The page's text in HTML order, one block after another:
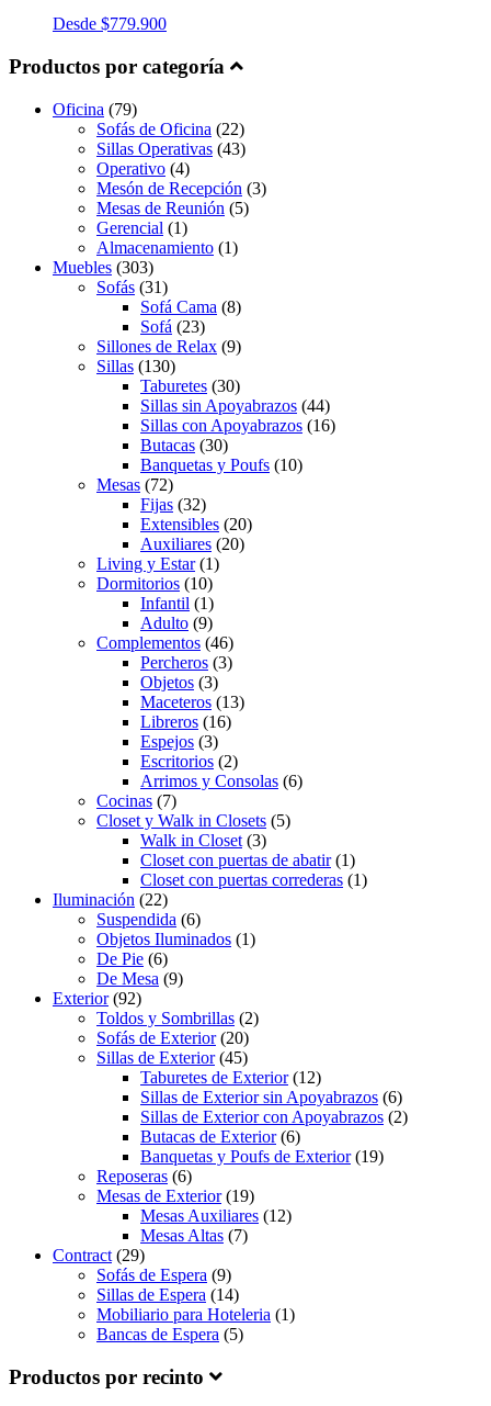
Desde $779.900
Productos por categoría
Oficina (79)
Sofás de Oficina (22)
Sillas Operativas (43)
Operativo (4)
Mesón de Recepción (3)
Mesas de Reunión (5)
Gerencial (1)
Almacenamiento (1)
Muebles (303)
Sofás (31)
Sofá Cama (8)
Sofá (23)
Sillones de Relax (9)
Sillas (130)
Taburetes (30)
Sillas sin Apoyabrazos (44)
Sillas con Apoyabrazos (16)
Butacas (30)
Banquetas y Poufs (10)
Mesas (72)
Fijas (32)
Extensibles (20)
Auxiliares (20)
Living y Estar(1)
Dormitorios (10)
Infantil (1)
Adulto (9)
Complementos (46)
Percheros (3)
Objetos (3)
Maceteros (13)
Libreros (16)
Espejos (3)
Escritorios (2)
Arrimos y Consolas (6)
Cocinas (7)
Closet y Walk in Closets (5)
Walk in Closet (3)
Closet con puertas de abatir(1)
Closet con puertas correderas (1)
Iluminación (22)
Suspendida (6)
Objetos Iluminados (1)
De Pie (6)
De Mesa (9)
Exterior(92)
Toldos y Sombrillas (2)
Sofás de Exterior(20)
Sillas de Exterior(45)
Taburetes de Exterior(12)
Sillas de Exterior sin Apoyabrazos (6)
Sillas de Exterior con Apoyabrazos (2)
Butacas de Exterior(6)
Banquetas y Poufs de Exterior(19)
Reposeras (6)
Mesas de Exterior(19)
Mesas Auxiliares (12)
Mesas Altas (7)
Contract (29)
Sofás de Espera (9)
Sillas de Espera (14)
Mobiliario para Hoteleria (1)
Bancas de Espera (5)
Productos por recinto